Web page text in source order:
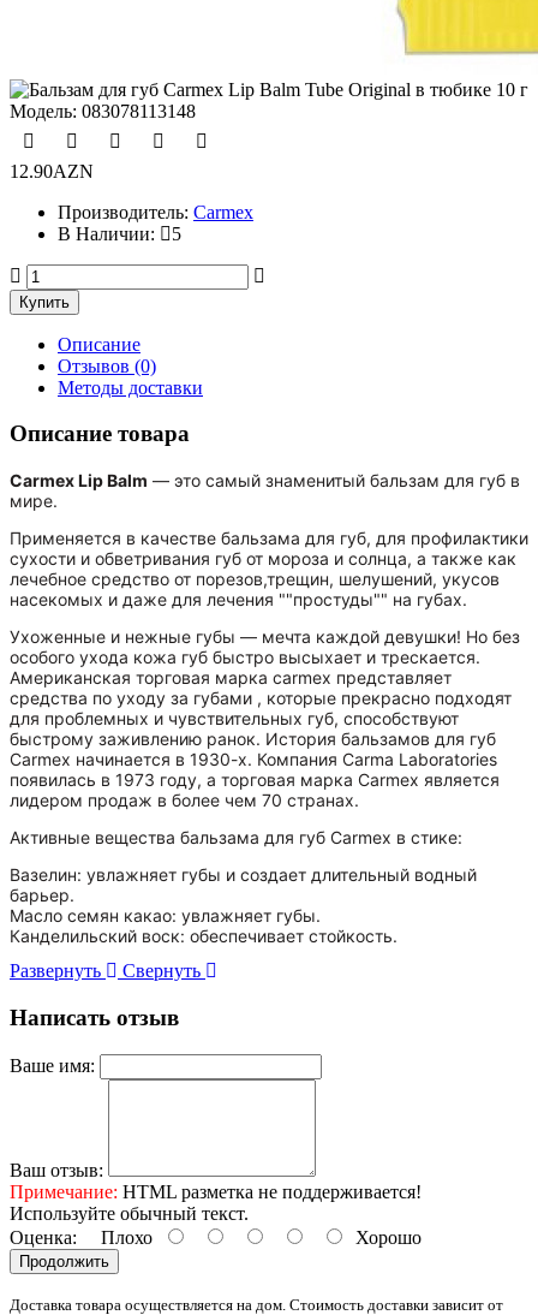
Модель: 083078113148
12.90AZN
Производитель: Carmex
В Наличии:
5
Описание
Отзывов (0)
Методы доставки
Описание товара
Carmex Lip Balm — это самый знаменитый бальзам для губ в
мире.
Применяется в качестве бальзама для губ, для профилактики
сухости и обветривания губ от мороза и солнца, а также как
лечебное средство от порезов,трещин, шелушений, укусов
насекомых и даже для лечения ""простуды"" на губах.
Ухоженные и нежные губы — мечта каждой девушки! Но без
особого ухода кожа губ быстро высыхает и трескается.
Американская торговая марка carmex представляет
средства по уходу за губами , которые прекрасно подходят
для проблемных и чувствительных губ, способствуют
быстрому заживлению ранок. История бальзамов для губ
Carmex начинается в 1930-х. Компания Carma Laboratories
появилась в 1973 году, а торговая марка Carmex является
лидером продаж в более чем 70 странах.
Активные вещества бальзама для губ Carmex в стике:
Вазелин: увлажняет губы и создает длительный водный
барьер.
Масло семян какао: увлажняет губы.
Канделильский воск: обеспечивает стойкость.
Развернуть
Свернуть
Написать отзыв
Ваше имя:
Ваш отзыв:
Примечание: HTML разметка не поддерживается!
Используйте обычный текст.
Оценка: Плохо Хорошо
Продолжить
Доставка товара осуществляется на дом. Стоимость доставки зависит от